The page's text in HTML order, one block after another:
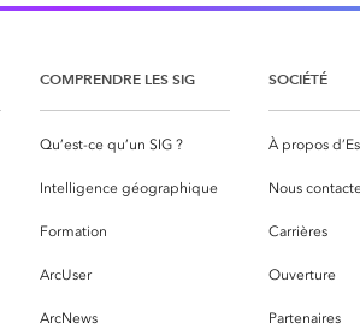
COMPRENDRE LES SIG
Qu’est-ce qu’un SIG ?
Intelligence géographique
Formation
ArcUser
ArcNews
SOCIÉTÉ
À propos
Nous
Carrières
Ouverture
Partenaires